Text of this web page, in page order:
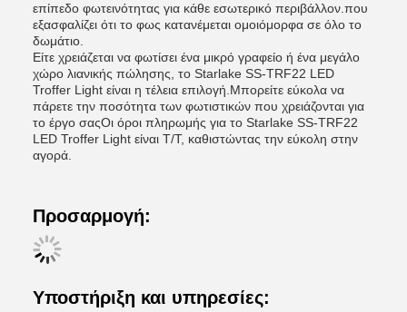
επίπεδο φωτεινότητας για κάθε εσωτερικό περιβάλλον.που
εξασφαλίζει ότι το φως κατανέμεται ομοιόμορφα σε όλο το
δωμάτιο.
Είτε χρειάζεται να φωτίσει ένα μικρό γραφείο ή ένα μεγάλο
χώρο λιανικής πώλησης, το Starlake SS-TRF22 LED
Troffer Light είναι η τέλεια επιλογή.Μπορείτε εύκολα να
πάρετε την ποσότητα των φωτιστικών που χρειάζονται για
το έργο σαςΟι όροι πληρωμής για το Starlake SS-TRF22
LED Troffer Light είναι T/T, καθιστώντας την εύκολη στην
αγορά.
Προσαρμογή:
Υποστήριξη και υπηρεσίες: